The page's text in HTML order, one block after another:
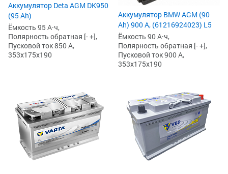
Аккумулятор Deta AGM DK950
(95 Ah)
Ёмкость 95 А·ч,
Полярность обратная [- +],
Пусковой ток 850 А,
353x175x190
Аккумулятор BMW AGM (90
Ah) 900 А, (61216924023) L5
Ёмкость 90 А·ч,
Полярность обратная [- +],
Пусковой ток 900 А,
353x175x190